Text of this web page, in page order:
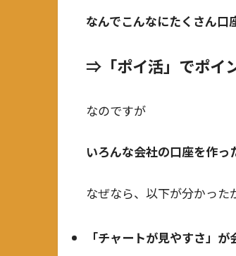
なんでこんなにたくさん口
⇒「ポイ活」でポイ
なのですが
いろんな会社の口座を作っ
なぜなら、以下が分かった
「チャートが見やすさ」